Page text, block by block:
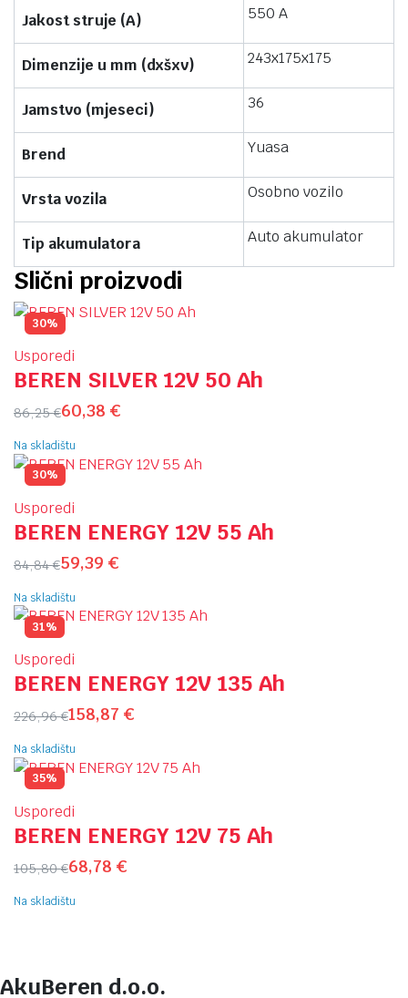
Jakost struje (A) 550 A
Dimenzije u mm (dxšxv) 243x175x175
Jamstvo (mjeseci) 36
Brend Yuasa
Vrsta vozila Osobno vozilo
Tip akumulatora Auto akumulator
Slični proizvodi
30%
Usporedi
BEREN SILVER 12V 50 Ah
86,25€60,38 €
Na skladištu
30%
Usporedi
BEREN ENERGY 12V 55 Ah
84,84€59,39 €
Na skladištu
31%
Usporedi
BEREN ENERGY 12V 135 Ah
226,96€158,87 €
Na skladištu
35%
Usporedi
BEREN ENERGY 12V 75 Ah
105,80€68,78 €
Na skladištu
AkuBeren d.o.o.